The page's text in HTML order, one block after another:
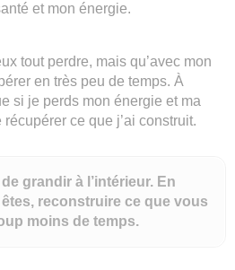
et mon énergie.
tout perdre, mais qu’avec mon
en très peu de temps. À
si je perds mon énergie et ma
ce que j’ai construit.
grandir à l’intérieur. En
reconstruire ce que vous
moins de temps.